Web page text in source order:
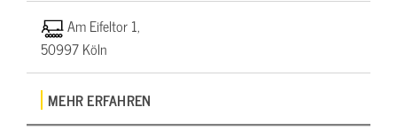
Am Eifeltor 1,
50997 Köln
MEHR ERFAHREN